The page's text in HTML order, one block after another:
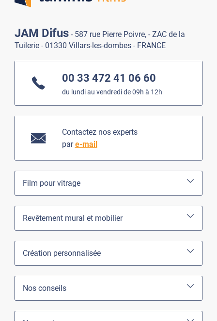
JAM Difus - 587 rue Pierre Poivre, - ZAC de la
Tuilerie - 01330 Villars-les-dombes - FRANCE
00 33 472 41 06 60
du lundi au vendredi de 09h à 12h
Contactez nos experts
pare-mail
Film pour vitrage
Revêtement mural et mobilier
Création personnalisée
Nos conseils